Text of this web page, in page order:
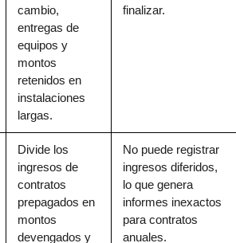
cambio,
entregas de
equipos y
montos
retenidos en
instalaciones
largas.
finalizar.
Divide los
ingresos de
contratos
prepagados en
montos
devengados y
No puede registrar
ingresos diferidos,
lo que genera
informes inexactos
para contratos
anuales.